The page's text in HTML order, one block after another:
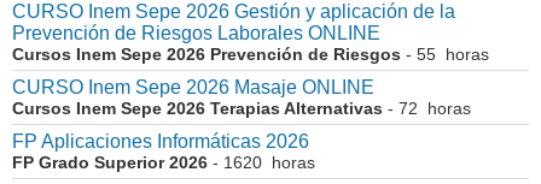
CURSO Inem Sepe 2026 Gestión y aplicación de la
Prevención de Riesgos Laborales ONLINE
Cursos Inem Sepe 2026 Prevención de Riesgos - 55 horas
CURSO Inem Sepe 2026 Masaje ONLINE
Cursos Inem Sepe 2026 Terapias Alternativas - 72 horas
FP Aplicaciones Informáticas 2026
FP Grado Superior 2026 - 1620 horas